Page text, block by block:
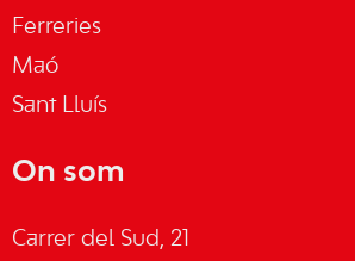
Ferreries
Maó
Sant Lluís
On som
Carrer del Sud, 21